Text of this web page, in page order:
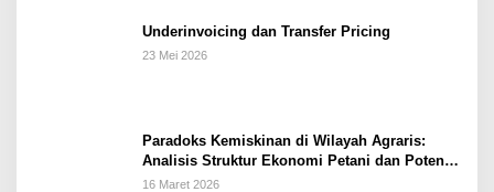
Underinvoicing dan Transfer Pricing
23 Mei 2026
Paradoks Kemiskinan di Wilayah Agraris:
Analisis Struktur Ekonomi Petani dan Potensi
Pemberdayaan Berbasis Masjid di Kabupaten
16 Maret 2026